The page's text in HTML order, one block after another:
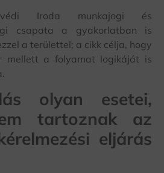
Iroda munkajogi és
csapata a gyakorlatban is
a területtel; a cikk célja, hogy
mellett a folyamat logikáját is
olyan esetei,
tartoznak az
eljárás